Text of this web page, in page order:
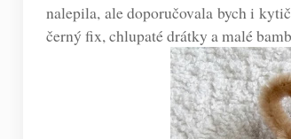
nalepila, ale doporučovala bych i
černý fix, chlupaté drátky a malé